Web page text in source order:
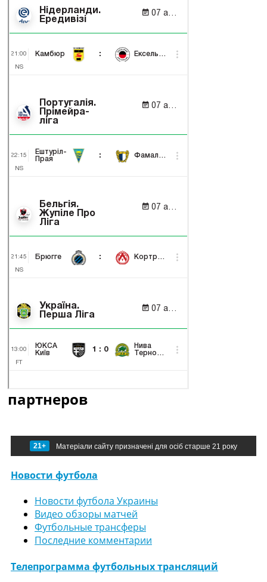
партнеров
21+ Матеріали сайту призначені для осіб старше 21 року
Новости футбола
Новости футбола Украины
Видео обзоры матчей
Футбольные трансферы
Последние комментарии
Телепрограмма футбольных трансляций